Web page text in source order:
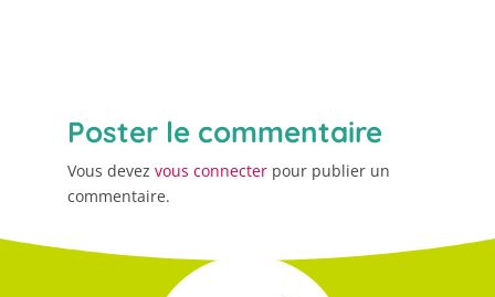
Poster le commentaire
Vous devez vous connecterpour publier un
commentaire.